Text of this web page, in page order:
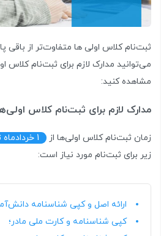
ثبت‌نام کلاس اولی ها متفاوت‌تر از باقی
می‌توانید مدارک لازم برای ثبت‌نام کلاس
مشاهده کنید:
مدارک لازم برای ثبت‌نام کلاس
زمان ثبت‌نام کلاس اولی‌ها از 1 خردادماه تا 21 مرداد
زیر برای ثبت‌نام مورد نیاز است:
ارائه اصل و کپی شناسنامه
کپی شناسنامه و کارت ملی مادر؛